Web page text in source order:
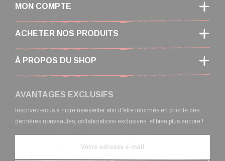
MON COMPTE
ACHETER NOS PRODUITS
À PROPOS DU SHOP
AVANTAGES EXCLUSIFS
Inscrivez-vous à notre newsletter afin d'être informés en priorité des
dernières nouveautés, collaborations exclusives, et bien plus encore !